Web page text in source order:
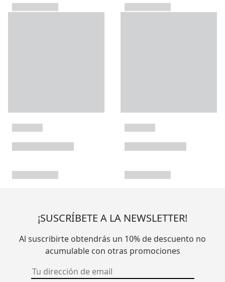
¡SUSCRÍBETE A LA NEWSLETTER!
Al suscribirte obtendrás un 10% de descuento no
acumulable con otras promociones